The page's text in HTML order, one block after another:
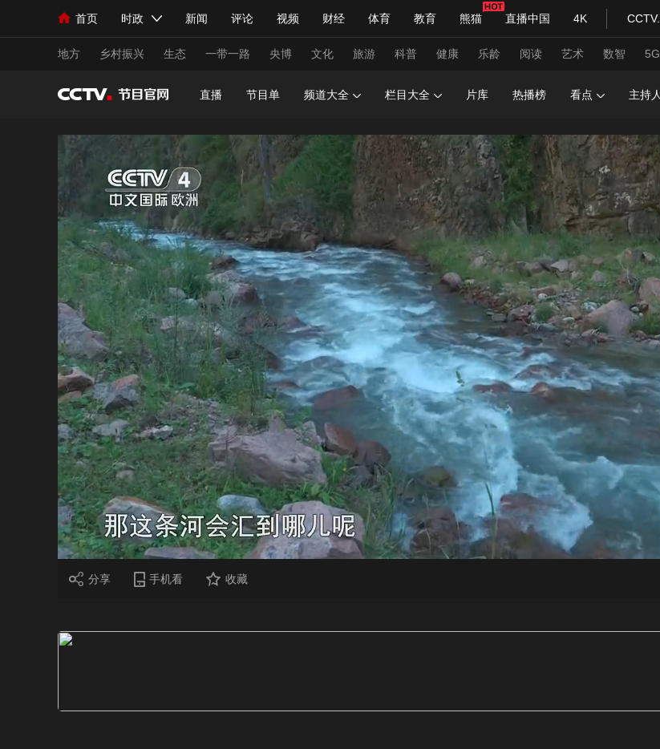
首页 时政 新闻 评论 视频 财经 体育 教育 熊猫 直播中国 4K
人民领袖习近平 联播+ 中国领导人 央视快评 习式妙语 热解读 天天学习
直播 栏目大全 节目单 听音 微视频 主持人 下载央视影音
海外频道 iPanda English Монгол
地方 乡村振兴 生态 一带一路 央博 文化 旅游 科普 健康 乐龄 阅读 艺术 数智 5G
新闻 国内 国际 评论 经济 军事 科技 法治 文娱 人物 公益 图片
人民领袖习近平 联播+ 热解读 天天学习 习式妙语 央视快评 央视网评 光华锐评 锋面
视频 小央视频 小央直播 直播中国 熊猫频道 VR/AR 4K专区
现场 比划 快看 蓝海中国 新兵请入列 人生第一次 人生第二次
体育 直播 竞猜 2026年世界杯 2026年冬奥会 CBA NBA 中超 国足 国际足球
VIP会员 CCTV奥林匹克频道 生活体育大会 体育江湖 文化体育 冰雪道路 足球道路
财经 教育 乡村振兴 生态环境 一带一路 央博 非遗 文化 旅游 科普 健康
大国智造 大国展会 大国保险 云顶对话 云起 超级工厂 智敬中国 全民健康 颜选攻略
CCTV.节目官网 直播 节目单 栏目 片库 热播榜 总台企业白名单
直播 节目单 频道大全 栏目大全 片库 热播榜 看点 主持人
分享 手机看 收藏